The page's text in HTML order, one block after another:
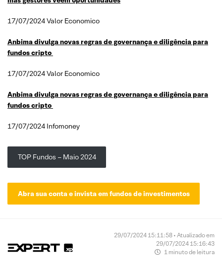
17/07/2024 Valor Economico
Anbima divulga novas regras de governança e diligência para
fundos cripto
17/07/2024 Valor Economico
Anbima divulga novas regras de governança e diligência para
fundos cripto
17/07/2024 Infomoney
TOP Fundos – Maio 2024
Abra sua conta e invista em fundos de investimentos
29/07/2024 15:11:58 • Atualizado em
29/07/2024 15:16:43
1 minuto de leitura